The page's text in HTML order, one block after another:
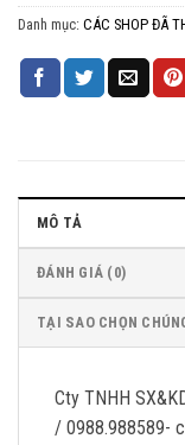
Danh mục: CÁC SHOP ĐÃ
MÔ TẢ
ĐÁNH GIÁ (0)
TẠI SAO CHỌN
Cty TNHH
/ 0988.988589-